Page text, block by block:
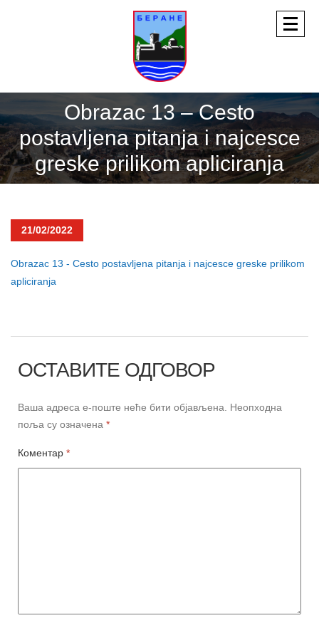
Obrazac 13 – Cesto
postavljena pitanja i najcesce
greske prilikom apliciranja
21/02/2022
Obrazac 13 - Cesto postavljena pitanja i najcesce greske prilikom
apliciranja
ОСТАВИТЕ ОДГОВОР
Ваша адреса е-поште неће бити објављена. Неопходна
поља су означена *
Коментар *